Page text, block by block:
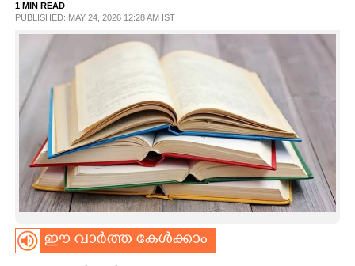
PHOTOS
LIFESTYLE
SPIRITUAL
INFO+
ART
ASTRO
1 MIN READ
PUBLISHED: MAY 24, 2026 12:28 AM IST
ഈ വാർത്ത കേൾക്കാം